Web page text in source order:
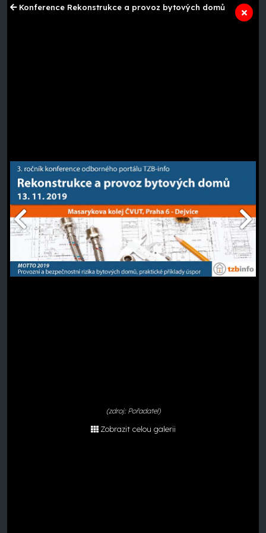
Konference Rekonstrukce a provoz bytových domů
(zdroj: Pořadatel)
Zobrazit celou galerii